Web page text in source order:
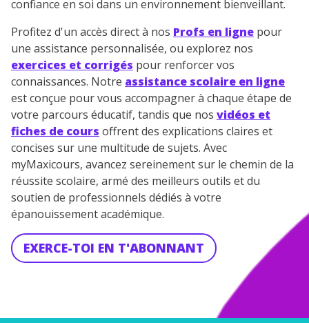
confiance en soi dans un environnement bienveillant.
Profitez d'un accès direct à nos Profs en ligne pour
une assistance personnalisée, ou explorez nos
exercices et corrigés pour renforcer vos
connaissances. Notre assistance scolaire en ligne
est conçue pour vous accompagner à chaque étape de
votre parcours éducatif, tandis que nos vidéos et
fiches de cours offrent des explications claires et
concises sur une multitude de sujets. Avec
myMaxicours, avancez sereinement sur le chemin de la
réussite scolaire, armé des meilleurs outils et du
soutien de professionnels dédiés à votre
épanouissement académique.
EXERCE-TOI EN T'ABONNANT